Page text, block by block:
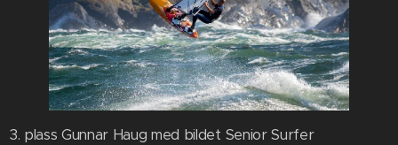
3. plass Gunnar Haug med bildet Senior Surfer